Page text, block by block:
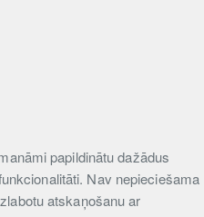
papildinātu dažādus
Nav nepieciešama
atskaņošanu ar